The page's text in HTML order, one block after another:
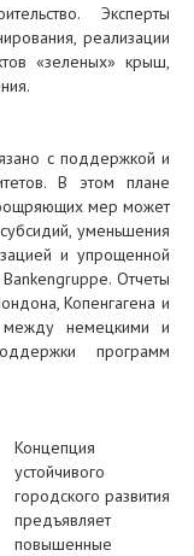
Эксперты
реализации
«зеленых» крыш,
с поддержкой и
В этом плане
мер может
уменьшения
и упрощенной
Отчеты
Копенгагена и
между немецкими и
программ
Концепция
устойчивого
городского развития
предъявляет
повышенные